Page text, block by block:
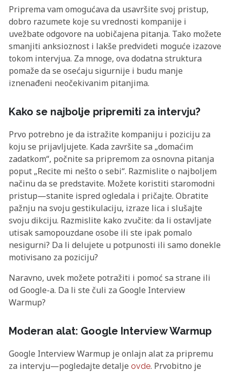
Priprema vam omogućava da usavršite svoj pristup,
dobro razumete koje su vrednosti kompanije i
uvežbate odgovore na uobičajena pitanja. Tako možete
smanjiti anksioznost i lakše predvideti moguće izazove
tokom intervjua. Za mnoge, ova dodatna struktura
pomaže da se osećaju sigurnije i budu manje
iznenađeni neočekivanim pitanjima.
Kako se najbolje pripremiti za intervju?
Prvo potrebno je da istražite kompaniju i poziciju za
koju se prijavljujete. Kada završite sa „domaćim
zadatkom“, počnite sa pripremom za osnovna pitanja
poput „Recite mi nešto o sebi“. Razmislite o najboljem
načinu da se predstavite. Možete koristiti staromodni
pristup—stanite ispred ogledala i pričajte. Obratite
pažnju na svoju gestikulaciju, izraze lica i slušajte
svoju dikciju. Razmislite kako zvučite: da li ostavljate
utisak samopouzdane osobe ili ste ipak pomalo
nesigurni? Da li delujete u potpunosti ili samo donekle
motivisano za poziciju?
Naravno, uvek možete potražiti i pomoć sa strane ili
od Google-a. Da li ste čuli za Google Interview
Warmup?
Moderan alat: Google Interview Warmup
Google Interview Warmup je onlajn alat za pripremu
za intervju—pogledajte detalje ovde. Prvobitno je